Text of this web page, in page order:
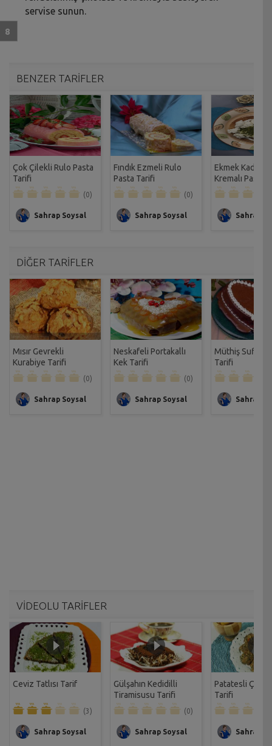
servise sunun.
BENZER TARİFLER
Çok Çilekli Rulo Pasta
Tarifi
(0)
Sahrap Soysal
Fındık Ezmeli Rulo
Pasta Tarifi
(0)
Sahrap Soysal
Ekmek
Kremalı Pasta
Sahrap
DİĞER TARİFLER
Mısır Gevrekli
Kurabiye Tarifi
(0)
Sahrap Soysal
Neskafeli Portakallı
Kek Tarifi
(0)
Sahrap Soysal
Müthiş Sufle
Tarifi
Sahrap
VİDEOLU TARİFLER
Ceviz Tatlısı Tarif
(3)
Sahrap Soysal
Gülşahın Kedidilli
Tiramisusu Tarifi
(0)
Sahrap Soysal
Patatesli Çıtır
Tarifi
Sahrap